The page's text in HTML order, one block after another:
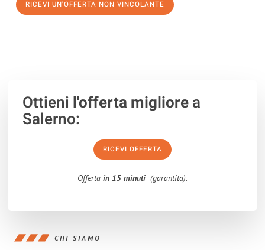
RICEVI UN'OFFERTA NON VINCOLANTE
Ottieni l'offerta migliorea
Salerno:
RICEVI OFFERTA
Offerta in 15 minuti (garantita).
CHI SIAMO